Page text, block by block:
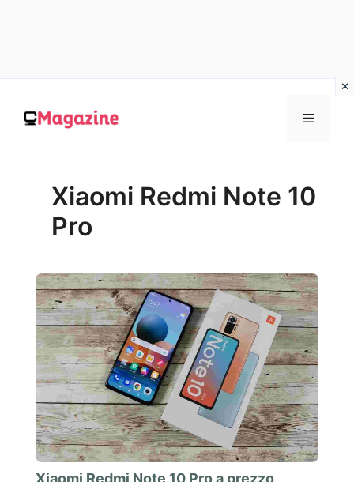
contenuto
MENU
Xiaomi Redmi Note 10
Pro
Xiaomi Redmi Note 10 Pro a prezzo